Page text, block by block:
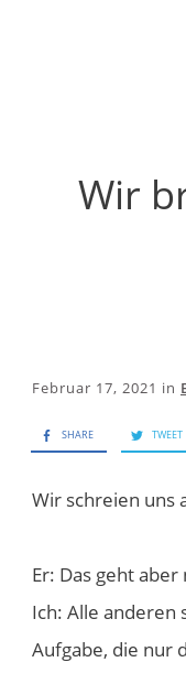
Wir
Februar 17, 2021 in
SHARE TWEET
Wir schreien uns
Er: Das geht aber
Ich: Alle anderen
Aufgabe, die nur